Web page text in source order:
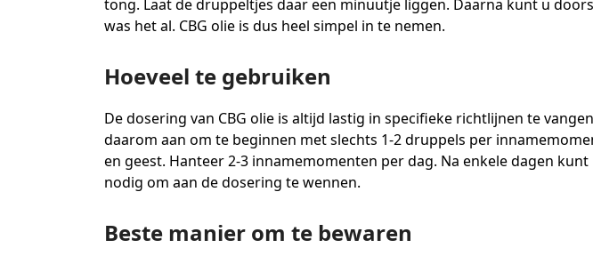
tong. Laat de druppeltjes daar een minuutje liggen. Daarna kunt u
was het al. CBG olie is dus heel simpel in te nemen.
Hoeveel te gebruiken
De dosering van CBG olie is altijd lastig in specifieke richtlijnen te
daarom aan om te beginnen met slechts 1-2 druppels per
en geest. Hanteer 2-3 innamemomenten per dag. Na enkele dagen
nodig om aan de dosering te wennen.
Beste manier om te bewaren